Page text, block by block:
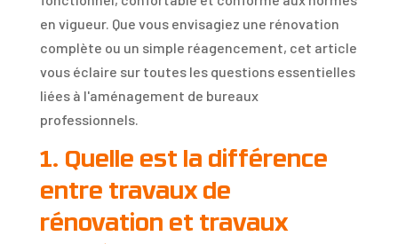
en vigueur. Que vous envisagiez une rénovation
complète ou un simple réagencement, cet article
vous éclaire sur toutes les questions essentielles
liées à l'aménagement de bureaux
professionnels.
1. Quelle est la différence
entre travaux de
rénovation et travaux